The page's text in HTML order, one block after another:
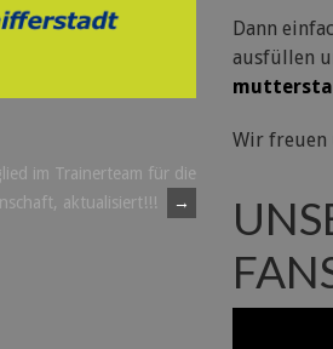
im Trainerteam für die
aktualisiert!!!
→
Dann
ausfüllen
Wir freuen